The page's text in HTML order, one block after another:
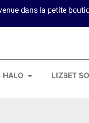
dans la petite
HALO LIZBET